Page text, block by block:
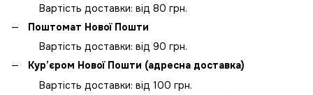
Вартість доставки: від 80 грн.
Поштомат Нової Пошти
Вартість доставки: від 90 грн.
Кур’єром Нової Пошти (адресна доставка)
Вартість доставки: від 100 грн.